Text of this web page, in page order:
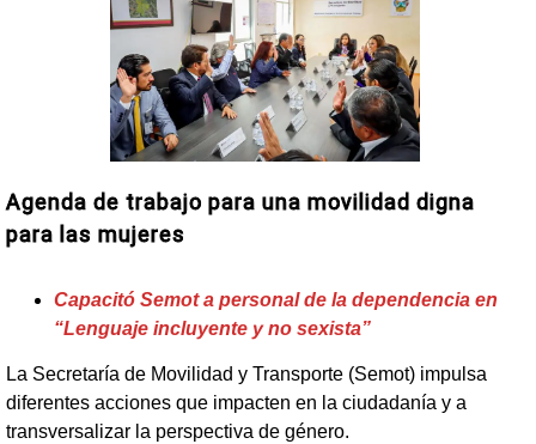
Agenda de trabajo para una movilidad digna
para las mujeres
Capacitó Semot a personal de la dependencia en
“Lenguaje incluyente y no sexista”
La Secretaría de Movilidad y Transporte (Semot) impulsa
diferentes acciones que impacten en la ciudadanía y a
transversalizar la perspectiva de género.